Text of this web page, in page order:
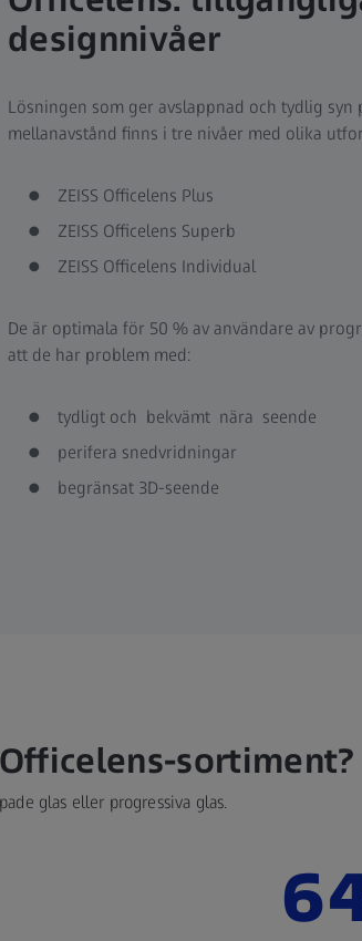
designnivåer
Lösningen som ger avslappnad och tydlig syn
mellanavstånd finns i tre nivåer med olika
ZEISS Officelens Plus
ZEISS Officelens Superb
ZEISS Officelens Individual
De är optimala för 50 % av användare av
att de har problem med:
tydligt och bekvämt nära seende
perifera snedvridningar
begränsat 3D-seende
sortiment?
glas eller progressiva glas.